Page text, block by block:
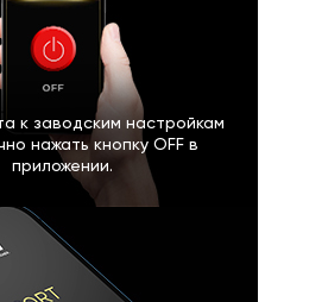
к заводским настройкам
нажать кнопку OFF в
приложении.